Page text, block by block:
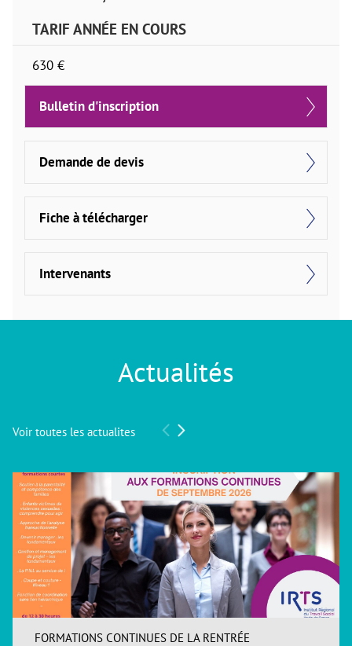
TARIF ANNÉE EN COURS
630 €
Bulletin d'inscription
Demande de devis
Fiche à télécharger
Intervenants
Actualités
Voir toutes les actualites
FORMATIONS CONTINUES DE LA RENTRÉE